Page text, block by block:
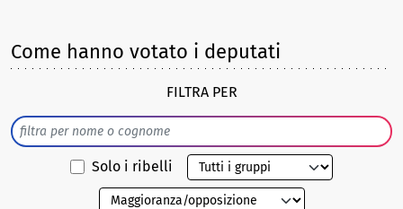
Come hanno votato i deputati
FILTRA PER
Solo i ribelli